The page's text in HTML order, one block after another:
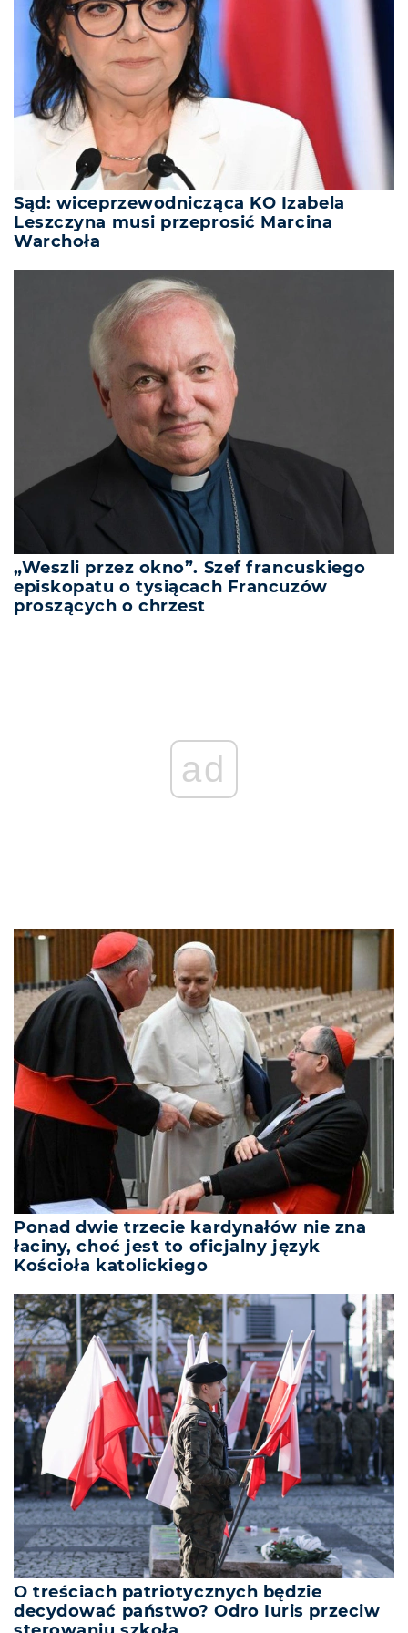
Sąd: wiceprzewodnicząca KO Izabela
Leszczyna musi przeprosić Marcina
Warchoła
„Weszli przez okno”. Szef francuskiego
episkopatu o tysiącach Francuzów
proszących o chrzest
ad
Ponad dwie trzecie kardynałów nie zna
łaciny, choć jest to oficjalny język
Kościoła katolickiego
O treściach patriotycznych będzie
decydować państwo? Odro Iuris przeciw